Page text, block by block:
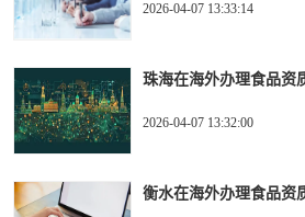
2026-04-07 13:33:14
珠海在海外办理食品资
2026-04-07 13:32:00
衡水在海外办理食品资